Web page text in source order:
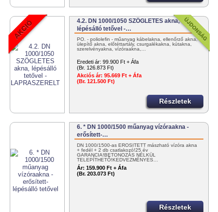
4.2. DN 1000/1050 SZÖGLETES akna,
lépésálló tetővel -…
PO. - poliolefin - műanyag kábelakna, ellenőrző akna,
ülepítő akna, előtéttartály, csurgalékakna, kútakna,
szerelvényakna, vízóraakna,…
Eredeti ár: 99.900 Ft + Áfa
(Br. 126.873 Ft)
Akciós ár: 95.669 Ft + Áfa
(Br. 121.500 Ft)
Részletek
6. * DN 1000/1500 műanyag vízóraakna -
erősített-…
DN 1000/1500-as ERŐSÍTETT mászható vízóra akna
+ fedél + 2 db csatlakozó!25 év
GARANCIA!BETONOZÁS NÉLKÜL
TELEPÍTHETŐ!KEDVEZMÉNYES…
Ár: 159.900 Ft + Áfa
(Br. 203.073 Ft)
Részletek